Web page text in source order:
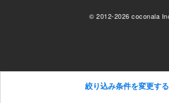
絞り込み条件を変更する